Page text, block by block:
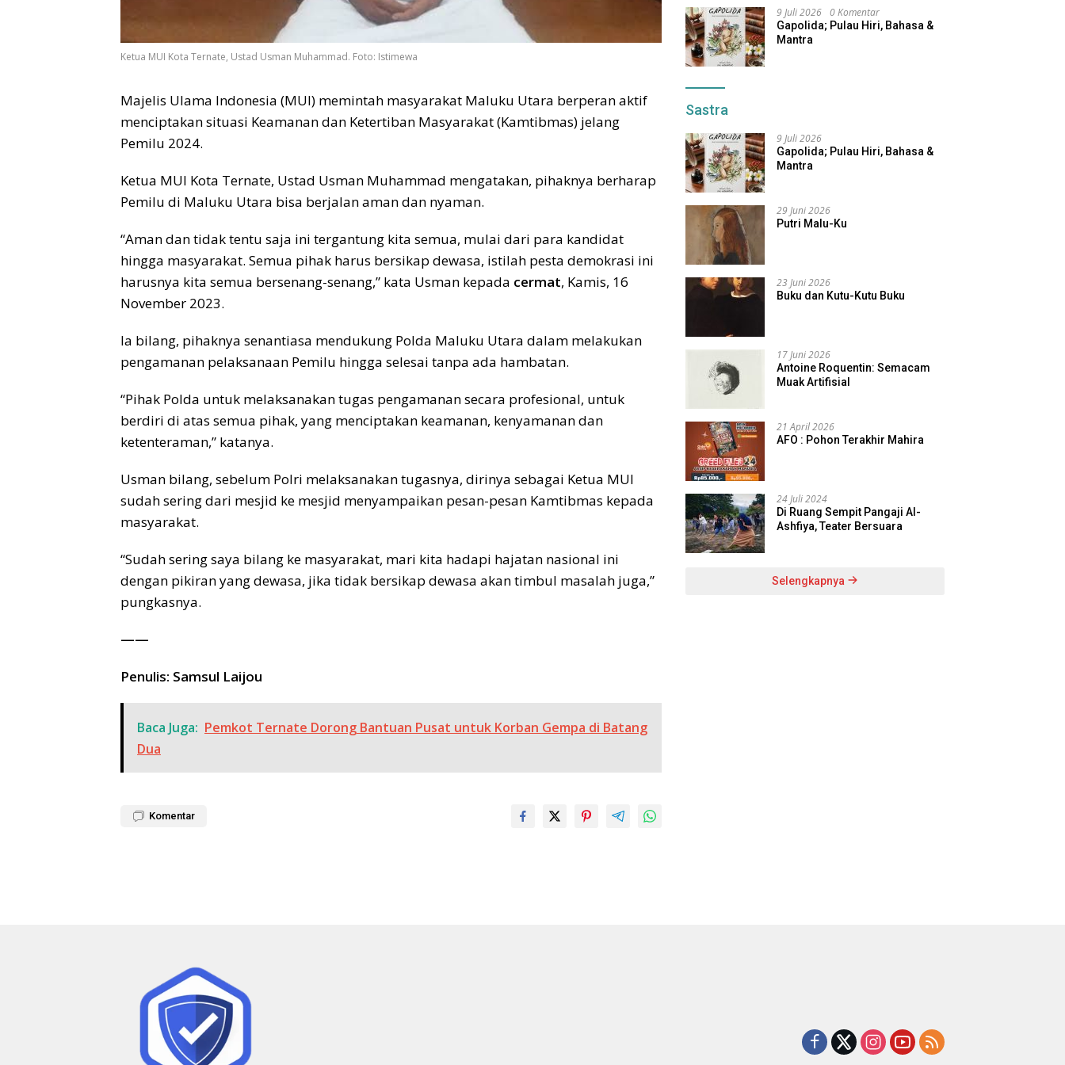
Ketua MUI Kota Ternate, Ustad Usman Muhammad. Foto: Istimewa
Majelis Ulama Indonesia (MUI) memintah masyarakat Maluku Utara berperan aktif
menciptakan situasi Keamanan dan Ketertiban Masyarakat (Kamtibmas) jelang
Pemilu 2024.
Ketua MUI Kota Ternate, Ustad Usman Muhammad mengatakan, pihaknya berharap
Pemilu di Maluku Utara bisa berjalan aman dan nyaman.
“Aman dan tidak tentu saja ini tergantung kita semua, mulai dari para kandidat
hingga masyarakat. Semua pihak harus bersikap dewasa, istilah pesta demokrasi ini
harusnya kita semua bersenang-senang,” kata Usman kepada cermat, Kamis, 16
November 2023.
Ia bilang, pihaknya senantiasa mendukung Polda Maluku Utara dalam melakukan
pengamanan pelaksanaan Pemilu hingga selesai tanpa ada hambatan.
“Pihak Polda untuk melaksanakan tugas pengamanan secara profesional, untuk
berdiri di atas semua pihak, yang menciptakan keamanan, kenyamanan dan
ketenteraman,” katanya.
Usman bilang, sebelum Polri melaksanakan tugasnya, dirinya sebagai Ketua MUI
sudah sering dari mesjid ke mesjid menyampaikan pesan-pesan Kamtibmas kepada
masyarakat.
“Sudah sering saya bilang ke masyarakat, mari kita hadapi hajatan nasional ini
dengan pikiran yang dewasa, jika tidak bersikap dewasa akan timbul masalah juga,”
pungkasnya.
——
Penulis: Samsul Laijou
Baca Juga: Pemkot Ternate Dorong Bantuan Pusat untuk Korban Gempa di Batang
Dua
Komentar
9 Juli 2026 0 Komentar
Gapolida; Pulau Hiri, Bahasa &
Mantra
Sastra
9 Juli 2026
Gapolida; Pulau Hiri, Bahasa &
Mantra
29 Juni 2026
Putri Malu-Ku
23 Juni 2026
Buku dan Kutu-Kutu Buku
17 Juni 2026
Antoine Roquentin: Semacam
Muak Artifisial
21 April 2026
AFO : Pohon Terakhir Mahira
24 Juli 2024
Di Ruang Sempit Pangaji Al-
Ashfiya, Teater Bersuara
Selengkapnya